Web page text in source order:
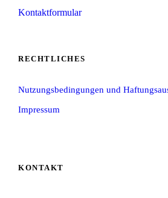
Kontaktformular
RECHTLICHES
Nutzungsbedingungen und
Impressum
KONTAKT